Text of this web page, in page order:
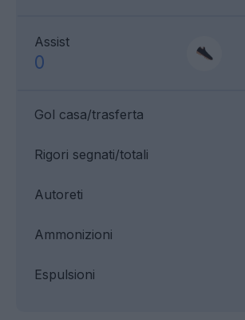
Assist
0
Gol casa/trasferta
Ammonizioni
Rigori segnati/totali
Espulsioni
Autoreti